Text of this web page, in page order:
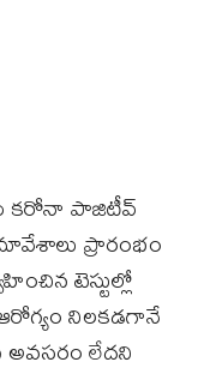
కరోనా పాజిటీవ్‌
ప్రారంభం
టెస్టుల్లో
నిలకడగానే
లేదని